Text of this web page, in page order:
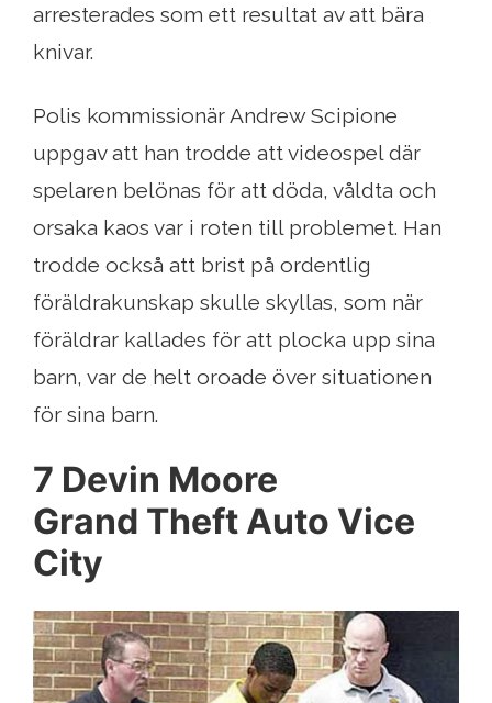
arresterades som ett resultat av att bära
knivar.
Polis kommissionär Andrew Scipione
uppgav att han trodde att videospel där
spelaren belönas för att döda, våldta och
orsaka kaos var i roten till problemet. Han
trodde också att brist på ordentlig
föräldrakunskap skulle skyllas, som när
föräldrar kallades för att plocka upp sina
barn, var de helt oroade över situationen
för sina barn.
7 Devin Moore
Grand Theft Auto Vice
City